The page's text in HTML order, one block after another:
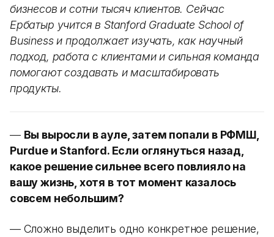
бизнесов и сотни тысяч клиентов. Сейчас
Ербатыр учится в Stanford Graduate School of
Business и продолжает изучать, как научный
подход, работа с клиентами и сильная команда
помогают создавать и масштабировать
продукты.
— Вы выросли в ауле, затем попали в РФМШ,
Purdue и Stanford. Если оглянуться назад,
какое решение сильнее всего повлияло на
вашу жизнь, хотя в тот момент казалось
совсем небольшим?
— Сложно выделить одно конкретное решение,